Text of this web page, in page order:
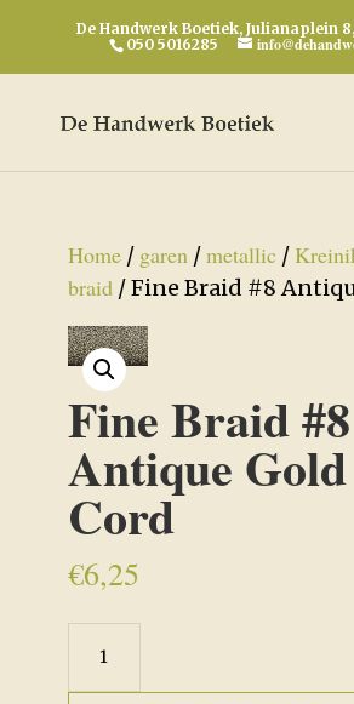
De Handwerk Boetiek, Julianaplein 8,
050 5016285
Home/ garen/metallic/
braid/ Fine Braid #8
Fine Braid #8
Antique Gold
Cord
€6,25
Braid